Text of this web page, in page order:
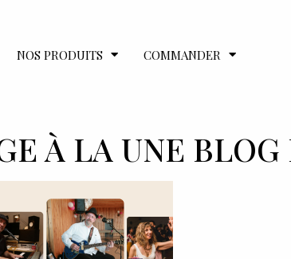
NOS PRODUITS COMMANDER
À LA UNE BLOG